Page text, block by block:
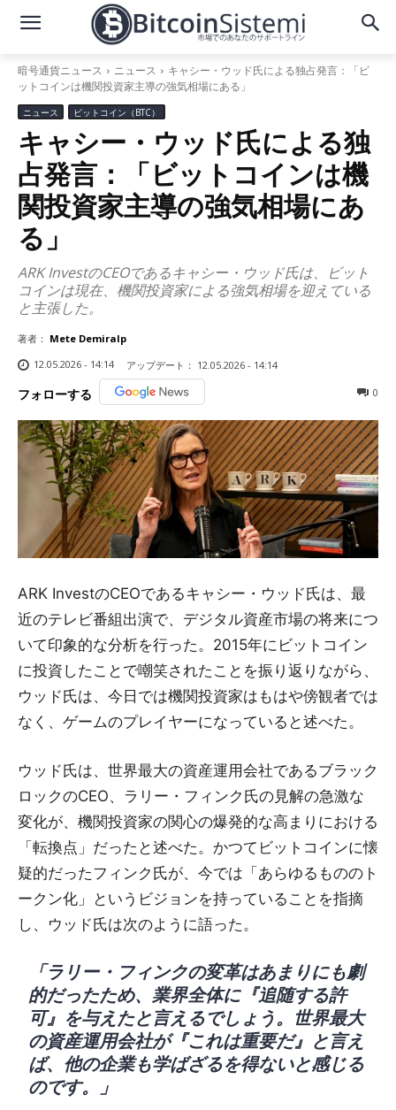
暗号通貨ニュース ニュース
キャシー・ウッド氏による独占発言：「ビ
ットコインは機関投資家主導の強気相場にある」
ニュース ビットコイン（BTC）
キャシー・ウッド氏による独
占発言：「ビットコインは機
関投資家主導の強気相場にあ
る」
ARK InvestのCEOであるキャシー・ウッド氏は、ビット
コインは現在、機関投資家による強気相場を迎えている
と主張した。
著者： Mete Demiralp
12.05.2026 - 14:14
アップデート： 12.05.2026 - 14:14
フォローする 0
ARK InvestのCEOであるキャシー・ウッド氏は、最
近のテレビ番組出演で、デジタル資産市場の将来につ
いて印象的な分析を行った。2015年にビットコイン
に投資したことで嘲笑されたことを振り返りながら、
ウッド氏は、今日では機関投資家はもはや傍観者では
なく、ゲームのプレイヤーになっていると述べた。
ウッド氏は、世界最大の資産運用会社であるブラック
ロックのCEO、ラリー・フィンク氏の見解の急激な
変化が、機関投資家の関心の爆発的な高まりにおける
「転換点」だったと述べた。かつてビットコインに懐
疑的だったフィンク氏が、今では「あらゆるもののト
ークン化」というビジョンを持っていることを指摘
し、ウッド氏は次のように語った。
「ラリー・フィンクの変革はあまりにも劇
的だったため、業界全体に『追随する許
可』を与えたと言えるでしょう。世界最大
の資産運用会社が『これは重要だ』と言え
ば、他の企業も学ばざるを得ないと感じる
のです。」